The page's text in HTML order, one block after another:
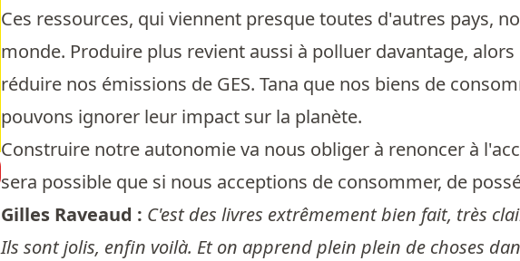
Ces ressources, qui viennent presque toutes d'autres pays,
monde. Produire plus revient aussi à polluer davantage,
réduire nos émissions de GES. Tana que nos biens de
pouvons ignorer leur impact sur la planète.
Construire notre autonomie va nous obliger à renoncer à
sera possible que si nous acceptions de consommer, de
Gilles Raveaud : C'est des livres extrêmement bien fait, très
Ils sont jolis, enfin voilà. Et on apprend plein plein de choses